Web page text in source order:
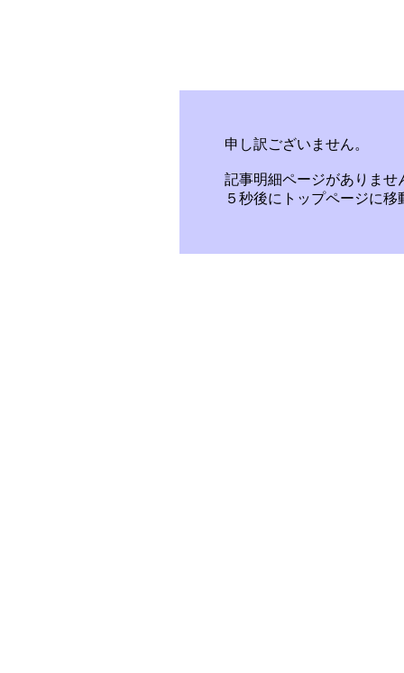
申し訳ございません。
記事明細ページがありませ
５秒後にトップページに移